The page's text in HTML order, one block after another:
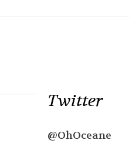
Twitter
@OhOceane